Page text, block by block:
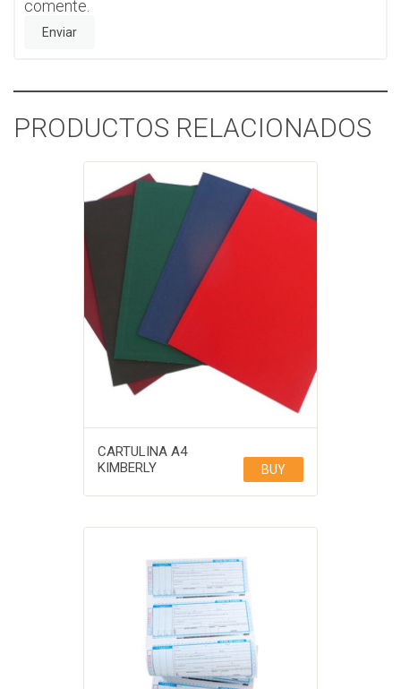
comente.
PRODUCTOS RELACIONADOS
CARTULINA A4
KIMBERLY
BUY